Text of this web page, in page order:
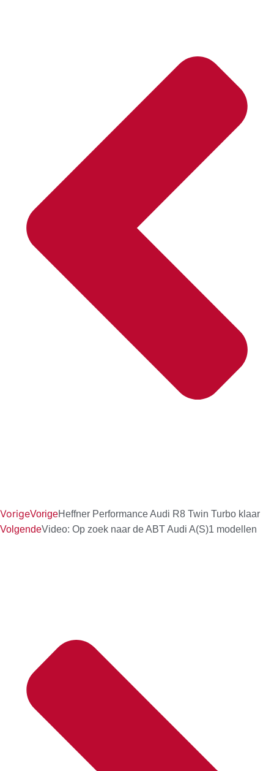
VorigeVorigeHeffner Performance Audi R8 Twin Turbo klaar
VolgendeVideo: Op zoek naar de ABT Audi A(S)1 modellen